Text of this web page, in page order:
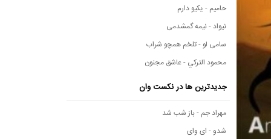
حامیم - یکیو دارم
نیواد - نیمه گمشدمی
سامی لو - تلخم همچو شراب
محمود التركي - عاشق مجنون
جدیدترین ها در نکست وان
مهراد جم - باز شب شد
شدو - ای وای